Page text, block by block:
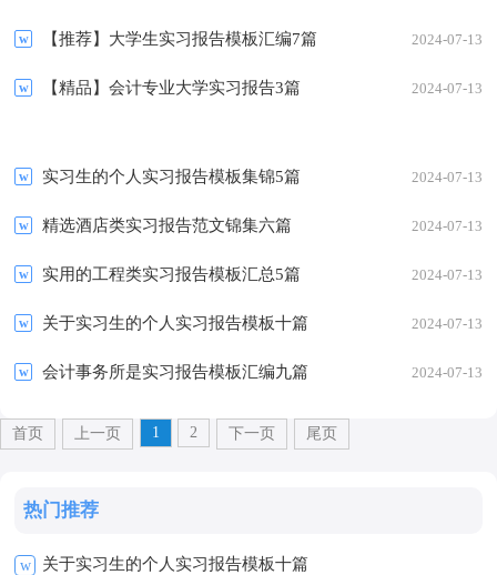
【推荐】大学生实习报告模板汇编7篇 2024-07-13
【精品】会计专业大学实习报告3篇 2024-07-13
实习生的个人实习报告模板集锦5篇 2024-07-13
精选酒店类实习报告范文锦集六篇 2024-07-13
实用的工程类实习报告模板汇总5篇 2024-07-13
关于实习生的个人实习报告模板十篇 2024-07-13
会计事务所是实习报告模板汇编九篇 2024-07-13
首页 上一页 1 2 下一页 尾页
热门推荐
w 关于实习生的个人实习报告模板十篇